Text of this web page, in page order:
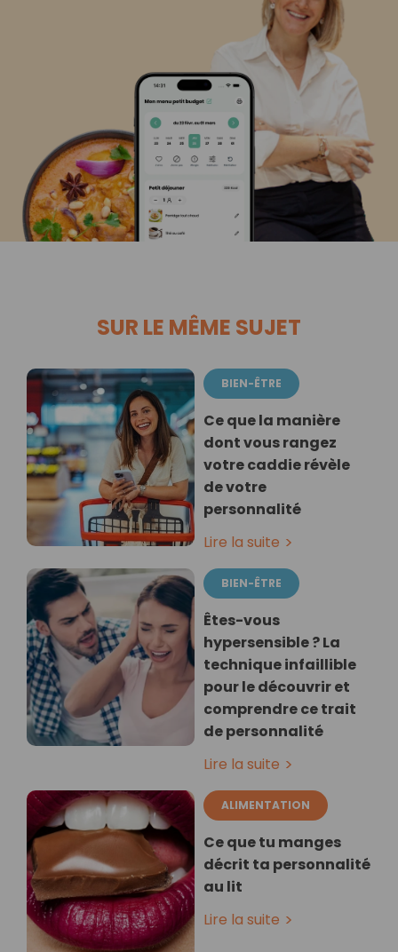
SUR LE MÊME SUJET
BIEN-ÊTRE
Ce que la manière
dont vous rangez
votre caddie révèle
de votre
personnalité
Lire la suite
BIEN-ÊTRE
Êtes-vous
hypersensible ? La
technique infaillible
pour le découvrir et
comprendre ce trait
de personnalité
Lire la suite
ALIMENTATION
Ce que tu manges
décrit ta personnalité
au lit
Lire la suite